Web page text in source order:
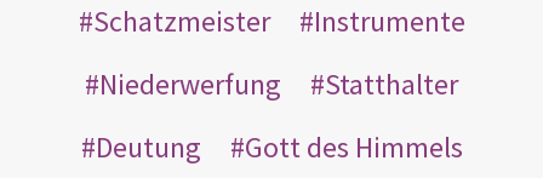
Schatzmeister
Instrumente
Niederwerfung
Statthalter
Deutung
Gott des Himmels